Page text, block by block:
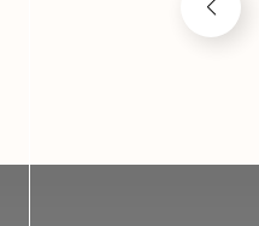
Notre passion pour le